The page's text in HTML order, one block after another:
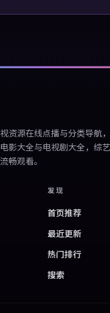
资源在线点播与分类导航
影大全与电视剧大全，综
畅观看。
发现
首页推荐
最近更新
热门排行
搜索